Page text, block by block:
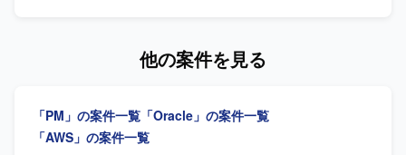
でき、データエンジニアとしての専門性を高めていただけ
ータプラットフォーム環境です。
監視運用、Webシステム開発環境の構築・保守運用、SQL
つつ周囲と連携しながら業務を推進できる方、新しい技術
に積極的にチャレンジできる方を求めています。 【ポジシ
他の案件を見る
「PM」の案件一覧 「Oracle」の案件一覧
「AWS」の案件一覧